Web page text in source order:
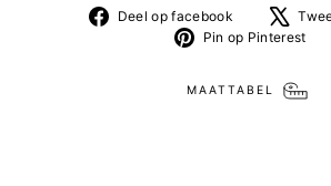
Deel op facebook
Deel
op
Pin op Pinterest
MAATTABEL